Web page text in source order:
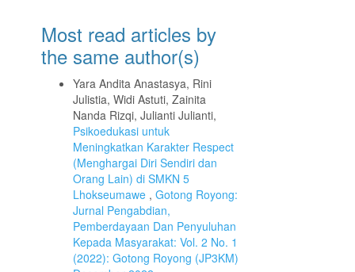
Most read articles by
the same author(s)
Yara Andita Anastasya, Rini
Julistia, Widi Astuti, Zainita
Nanda Rizqi, Julianti Julianti,
Psikoedukasi untuk
Meningkatkan Karakter Respect
(Menghargai Diri Sendiri dan
Orang Lain) di SMKN 5
Lhokseumawe ,Gotong Royong:
Jurnal Pengabdian,
Pemberdayaan Dan Penyuluhan
Kepada Masyarakat: Vol. 2 No. 1
(2022): Gotong Royong (JP3KM)